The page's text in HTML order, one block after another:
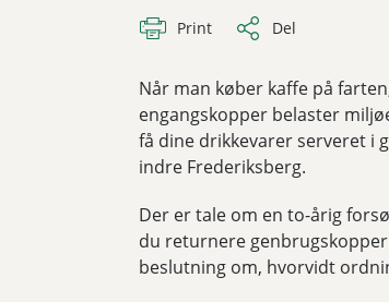
Print Del
Når man køber kaffe på
engangskopper belaster
få dine drikkevarer serveret i
indre Frederiksberg.
Der er tale om en to-årig
du returnere
beslutning om, hvorvidt